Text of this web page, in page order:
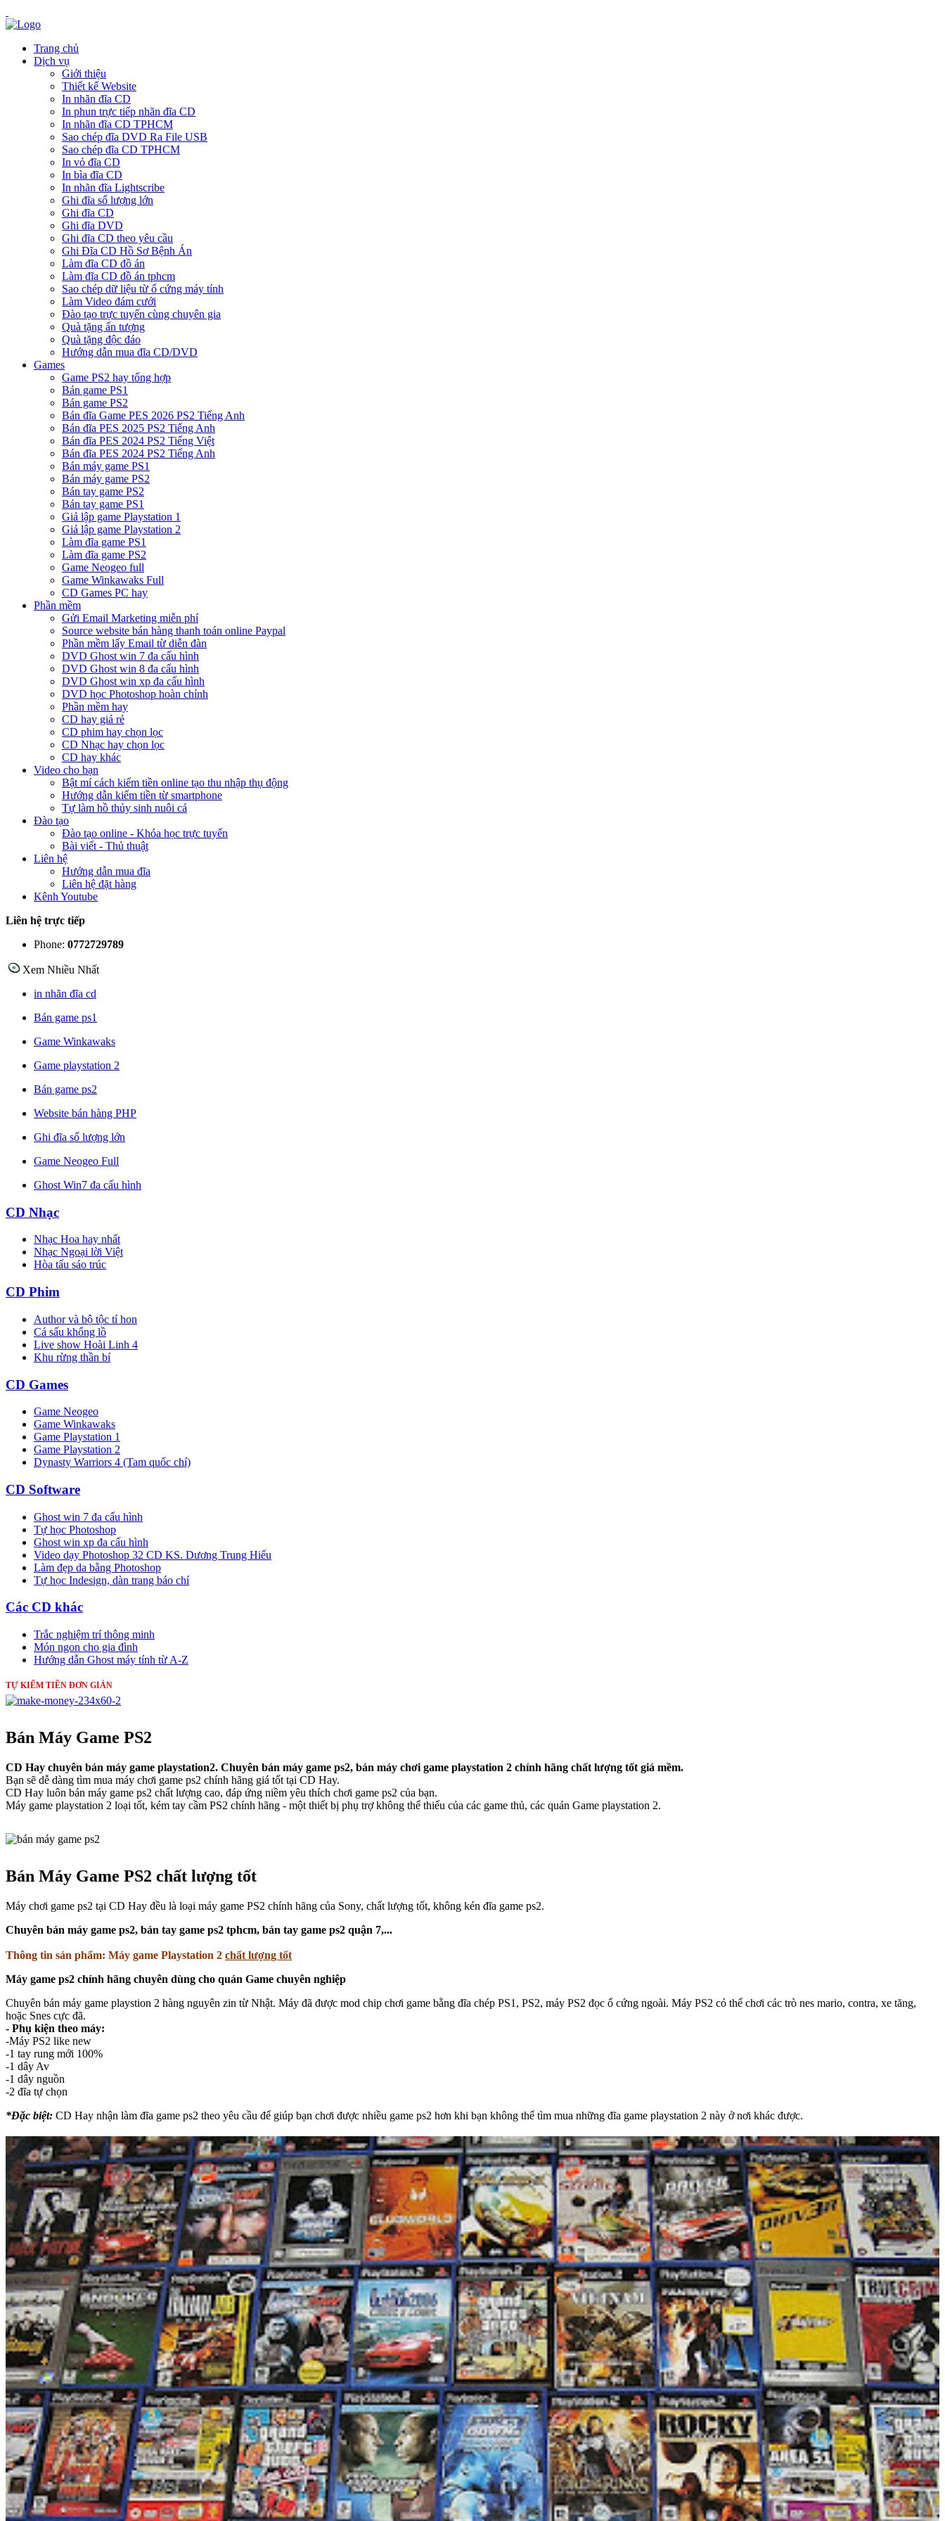
Trang chủ
Dịch vụ
Giới thiệu
Thiết kế Website
In nhãn đĩa CD
In phun trực tiếp nhãn đĩa CD
In nhãn đĩa CD TPHCM
Sao chép đĩa DVD Ra File USB
Sao chép đĩa CD TPHCM
In vỏ đĩa CD
In bìa đĩa CD
In nhãn đĩa Lightscribe
Ghi đĩa số lượng lớn
Ghi đĩa CD
Ghi đĩa DVD
Ghi đĩa CD theo yêu cầu
Ghi Đĩa CD Hồ Sơ Bệnh Án
Làm đĩa CD đồ án
Làm đĩa CD đồ án tphcm
Sao chép dữ liệu từ ổ cứng máy tính
Làm Video đám cưới
Đào tạo trực tuyến cùng chuyên gia
Quà tặng ấn tượng
Quà tặng độc đáo
Hướng dẫn mua đĩa CD/DVD
Games
Game PS2 hay tổng hợp
Bán game PS1
Bán game PS2
Bán đĩa Game PES 2026 PS2 Tiếng Anh
Bán đĩa PES 2025 PS2 Tiếng Anh
Bán đĩa PES 2024 PS2 Tiếng Việt
Bán đĩa PES 2024 PS2 Tiếng Anh
Bán máy game PS1
Bán máy game PS2
Bán tay game PS2
Bán tay game PS1
Giả lập game Playstation 1
Giả lập game Playstation 2
Làm đĩa game PS1
Làm đĩa game PS2
Game Neogeo full
Game Winkawaks Full
CD Games PC hay
Phần mềm
Gửi Email Marketing miễn phí
Source website bán hàng thanh toán online Paypal
Phần mềm lấy Email từ diễn đàn
DVD Ghost win 7 đa cấu hình
DVD Ghost win 8 đa cấu hình
DVD Ghost win xp đa cấu hình
DVD học Photoshop hoàn chỉnh
Phần mềm hay
CD hay giá rẻ
CD phim hay chọn lọc
CD Nhạc hay chọn lọc
CD hay khác
Video cho bạn
Bật mí cách kiếm tiền online tạo thu nhập thụ động
Hướng dẫn kiếm tiền từ smartphone
Tự làm hồ thủy sinh nuôi cá
Đào tạo
Đào tạo online - Khóa học trực tuyến
Bài viết - Thủ thuật
Liên hệ
Hướng dẫn mua đĩa
Liên hệ đặt hàng
Kênh Youtube
Liên hệ trực tiếp
Phone: 0772729789
Xem Nhiều Nhất
in nhãn đĩa cd
Bán game ps1
Game Winkawaks
Game playstation 2
Bán game ps2
Website bán hàng PHP
Ghi đĩa số lượng lớn
Game Neogeo Full
Ghost Win7 đa cấu hình
CD Nhạc
Nhạc Hoa hay nhất
Nhạc Ngoại lời Việt
Hòa tấu sáo trúc
CD Phim
Author và bộ tộc tí hon
Cá sấu khổng lồ
Live show Hoài Linh 4
Khu rừng thần bí
CD Games
Game Neogeo
Game Winkawaks
Game Playstation 1
Game Playstation 2
Dynasty Warriors 4 (Tam quốc chí)
CD Software
Ghost win 7 đa cấu hình
Tự học Photoshop
Ghost win xp đa cấu hình
Video dạy Photoshop 32 CD KS. Dương Trung Hiếu
Làm đẹp da bằng Photoshop
Tự học Indesign, dàn trang báo chí
Các CD khác
Trắc nghiệm trí thông minh
Món ngon cho gia đình
Hướng dẫn Ghost máy tính từ A-Z
TỰ KIẾM TIỀN ĐƠN GIẢN
Bán Máy Game PS2
CD Hay chuyên bán máy game playstation2. Chuyên bán máy game ps2, bán máy chơi game playstation 2 chính hãng chất lượng tốt giá mềm.
Bạn sẽ dễ dàng tìm mua máy chơi game ps2 chính hãng giá tốt tại CD Hay.
CD Hay luôn bán máy game ps2 chất lượng cao, đáp ứng niềm yêu thích chơi game ps2 của bạn.
Máy game playstation 2 loại tốt, kém tay cầm PS2 chính hãng - một thiết bị phụ trợ không thể thiếu của các game thủ, các quán Game playstation 2.
Bán Máy Game PS2 chất lượng tốt
Máy chơi game ps2 tại CD Hay đều là loại máy game PS2 chính hãng của Sony, chất lượng tốt, không kén đĩa game ps2.
Chuyên bán máy game ps2, bán tay game ps2 tphcm, bán tay game ps2 quận 7,...
Thông tin sản phẩm: Máy game Playstation 2 chất lượng tốt
Máy game ps2 chính hãng chuyên dùng cho quán Game chuyên nghiệp
Chuyên bán máy game playstion 2 hàng nguyên zin từ Nhật. Máy đã được mod chip chơi game bằng đĩa chép PS1, PS2, máy PS2 đọc ổ cứng ngoài. Máy PS2 có thể chơi các trò nes mario, contra, xe tăng,
hoặc Snes cực đã.
- Phụ kiện theo máy:
-Máy PS2 like new
-1 tay rung mới 100%
-1 dây Av
-1 dây nguồn
-2 đĩa tự chọn
*Đặc biệt: CD Hay nhận làm đĩa game ps2 theo yêu cầu để giúp bạn chơi được nhiều game ps2 hơn khi bạn không thể tìm mua những đĩa game playstation 2 này ở nơi khác được.